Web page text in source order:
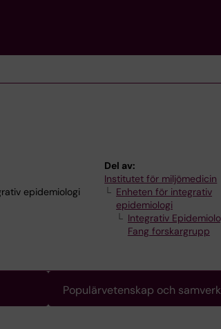
epidemiologi
Del av:
Institutet för miljömedicin
Enheten för integrativ
epidemiologi
Integrativ
Fang forskargrupp
Populärvetenskap och